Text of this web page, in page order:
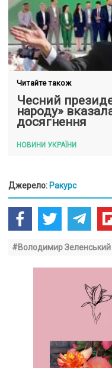
Читайте також
Чесний
народу»
досягнення
НОВИНИ УКРАЇНИ
Джерело: Ракурс
#Володимир Зеленський